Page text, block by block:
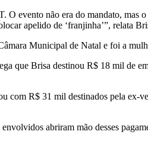
O evento não era do mandato, mas
apelido de ‘franjinha’”, relata
Municipal de Natal e foi a
que Brisa destinou R$ 18 mil de
com R$ 31 mil destinados pela ex-
abriram mão desses